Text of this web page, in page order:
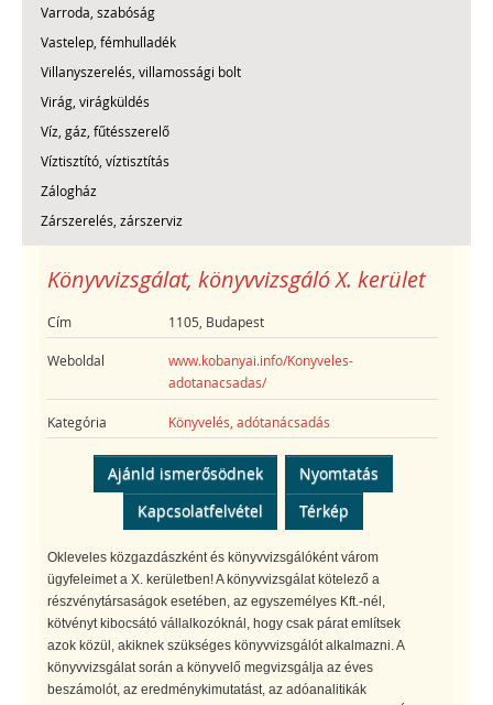
Varroda, szabóság
Vastelep, fémhulladék
Villanyszerelés, villamossági bolt
Virág, virágküldés
Víz, gáz, fűtésszerelő
Víztisztító, víztisztítás
Zálogház
Zárszerelés, zárszerviz
Könyvvizsgálat, könyvvizsgáló X. kerület
Cím 1105, Budapest
Weboldal
www.kobanyai.info/Konyveles-
adotanacsadas/
Kategória Könyvelés, adótanácsadás
Ajánld ismerősödnek
Nyomtatás
Kapcsolatfelvétel
Térkép
Okleveles közgazdászként és könyvvizsgálóként várom
ügyfeleimet a X. kerületben! A könyvvizsgálat kötelező a
részvénytársaságok esetében, az egyszemélyes Kft.-nél,
kötvényt kibocsátó vállalkozóknál, hogy csak párat említsek
azok közül, akiknek szükséges könyvvizsgálót alkalmazni. A
könyvvizsgálat során a könyvelő megvizsgálja az éves
beszámolót, az eredménykimutatást, az adóanalitikák